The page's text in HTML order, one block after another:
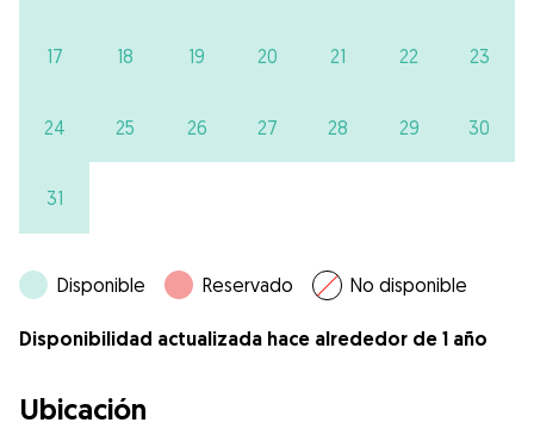
17 18 19 20 21 22 23
24 25 26 27 28 29 30
31
Disponible Reservado No disponible
Disponibilidad actualizada hace alrededor de 1 año
Ubicación